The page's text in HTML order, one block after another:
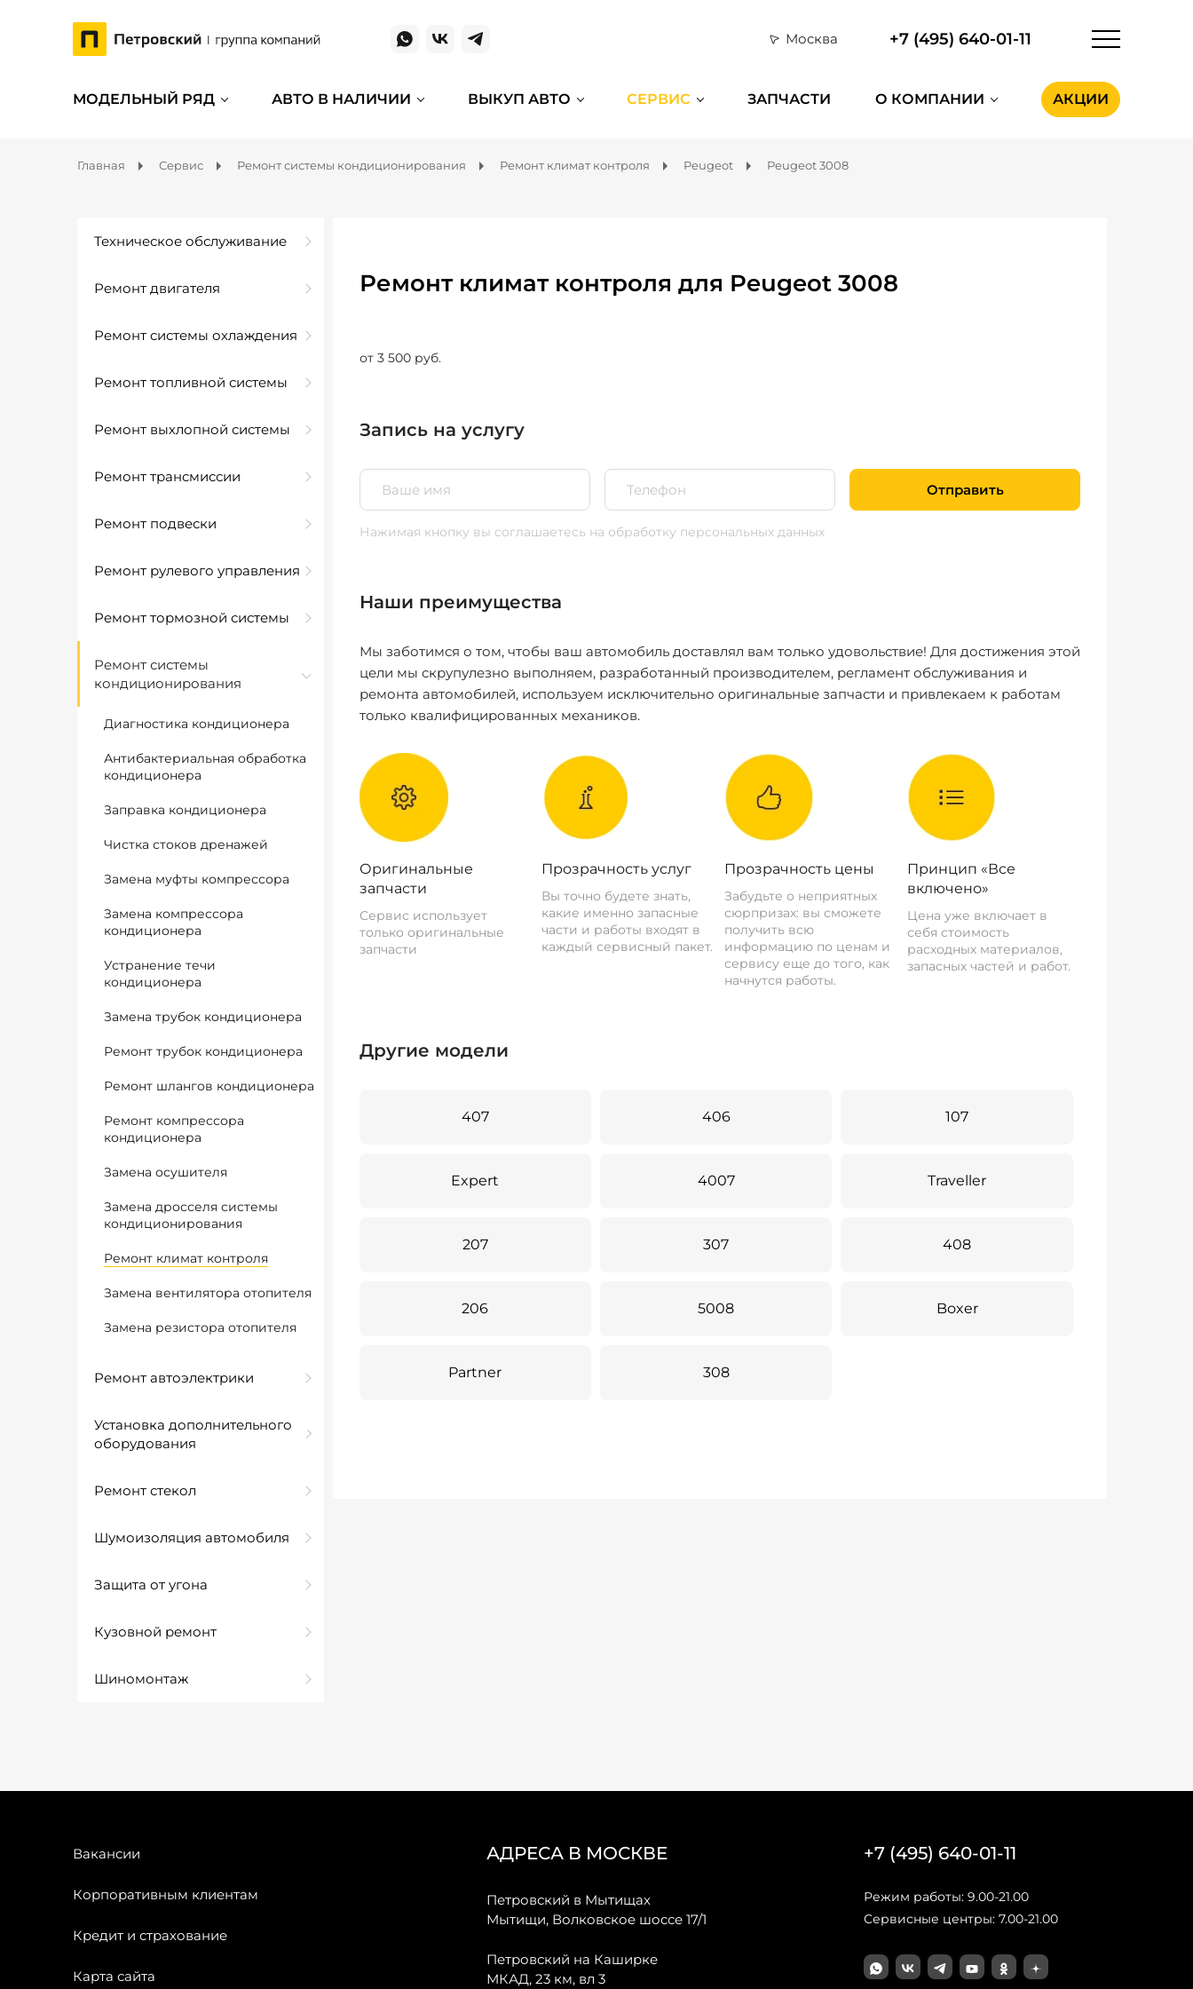
Москва +7 (495) 640-01-11
МОДЕЛЬНЫЙ РЯД АВТО В НАЛИЧИИ ВЫКУП АВТО СЕРВИС ЗАПЧАСТИ О КОМПАНИИ АКЦИИ
Главная Сервис Ремонт системы кондиционирования Ремонт климат контроля Peugeot Peugeot 3008
Техническое обслуживание
Ремонт двигателя
Ремонт системы охлаждения
Ремонт топливной системы
Ремонт выхлопной системы
Ремонт трансмиссии
Ремонт подвески
Ремонт рулевого управления
Ремонт тормозной системы
Ремонт системы
кондиционирования
Диагностика кондиционера
Антибактериальная обработка
кондиционера
Заправка кондиционера
Чистка стоков дренажей
Замена муфты компрессора
Замена компрессора
кондиционера
Устранение течи
кондиционера
Замена трубок кондиционера
Ремонт трубок кондиционера
Ремонт шлангов кондиционера
Ремонт компрессора
кондиционера
Замена осушителя
Замена дросселя системы
кондиционирования
Ремонт климат контроля
Замена вентилятора отопителя
Замена резистора отопителя
Ремонт автоэлектрики
Установка дополнительного
оборудования
Ремонт стекол
Шумоизоляция автомобиля
Защита от угона
Кузовной ремонт
Шиномонтаж
Ремонт климат контроля для Peugeot 3008
от 3 500 руб.
Запись на услугу
Отправить
Нажимая кнопку вы соглашаетесь на обработку персональных данных
Наши преимущества
Мы заботимся о том, чтобы ваш автомобиль доставлял вам только удовольствие! Для достижения этой
цели мы скрупулезно выполняем, разработанный производителем, регламент обслуживания и
ремонта автомобилей, используем исключительно оригинальные запчасти и привлекаем к работам
только квалифицированных механиков.
Оригинальные
запчасти
Сервис использует
только оригинальные
запчасти
Прозрачность услуг
Вы точно будете знать,
какие именно запасные
части и работы входят в
каждый сервисный пакет.
Прозрачность цены
Забудьте о неприятных
сюрпризах: вы сможете
получить всю
информацию по ценам и
сервису еще до того, как
начнутся работы.
Принцип «Все
включено»
Цена уже включает в
себя стоимость
расходных материалов,
запасных частей и работ.
Другие модели
407 406 107
Expert 4007 Traveller
207 307 408
206 5008 Boxer
Partner 308
Вакансии
Корпоративным клиентам
Кредит и страхование
Карта сайта
АДРЕСА В МОСКВЕ
Петровский в Мытищах
Мытищи, Волковское шоссе 17/1
Петровский на Каширке
МКАД, 23 км, вл 3
+7 (495) 640-01-11
Режим работы: 9.00-21.00
Сервисные центры: 7.00-21.00